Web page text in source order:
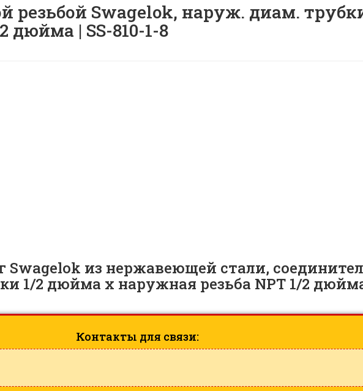
резьбой Swagelok, наруж. диам.
дюйма | SS-810-1-8
из нержавеющей стали,
1/2 дюйма x наружная резьба NPT 1/2
Контакты для связи: